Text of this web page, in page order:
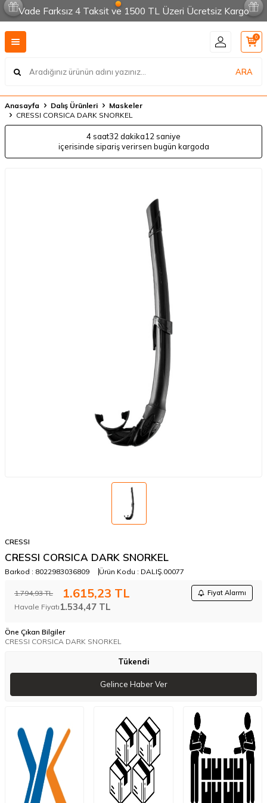
Vade Farksız 4 Taksit ve 1500 TL Üzeri Ücretsiz Kargo
ARA
0
Anasayfa Dalış Ürünleri
Maskeler
CRESSI CORSICA DARK SNORKEL
4 saat32 dakika12 saniye
içerisinde sipariş verirsen bugün kargoda
CRESSI
CRESSI CORSICA DARK SNORKEL
Barkod : 8022983036809 Ürün Kodu : DALIŞ.00077
1.794,93TL 1.615,23 TL Fiyat Alarmı
Havale Fiyatı 1.534,47 TL
Öne Çıkan Bilgiler
CRESSI CORSICA DARK SNORKEL
Tükendi
Gelince Haber Ver